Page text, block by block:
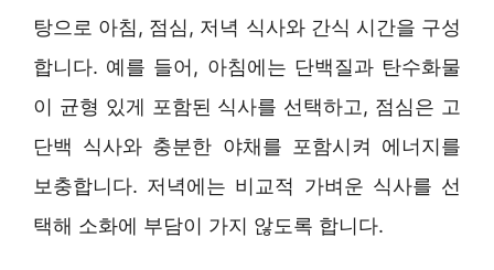
탕으로 아침, 점심, 저녁 식사와 간식 시간을 구성
합니다. 예를 들어, 아침에는 단백질과 탄수화물
이 균형 있게 포함된 식사를 선택하고, 점심은 고
단백 식사와 충분한 야채를 포함시켜 에너지를
보충합니다. 저녁에는 비교적 가벼운 식사를 선
택해 소화에 부담이 가지 않도록 합니다.